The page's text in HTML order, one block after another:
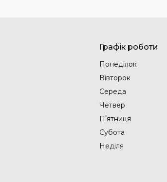
Графік роботи
Понеділок
Вівторок
Середа
Четвер
Пʼятниця
Субота
Неділя